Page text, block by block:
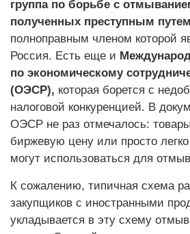
группа по борьбе с
полученных преступным
полноправным членом которой
Россия. Есть еще и
по экономическому
(OЭСР), которая борется с
налоговой конкуренцией. В
ОЭСР не раз отмечалось:
биржевую цену или просто
могут использоваться для
К сожалению, типичная схема
закупщиков с иностранными
укладывается в эту схему